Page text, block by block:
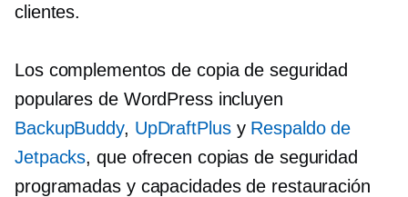
clientes.
Los complementos de copia de seguridad
populares de WordPress incluyen
BackupBuddy, UpDraftPlusy Respaldo de
Jetpacks, que ofrecen copias de seguridad
programadas y capacidades de restauración